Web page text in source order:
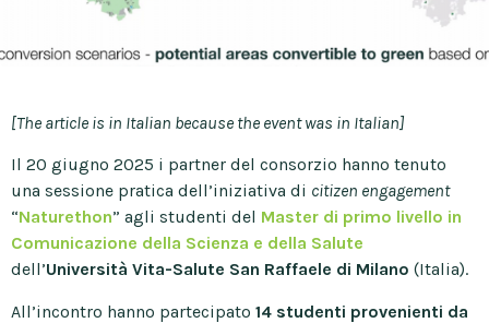
[The article is in Italian because the event was in Italian]
Il 20 giugno 2025 i partner del consorzio hanno tenuto
una sessione pratica dell’iniziativa di citizen engagement
“Naturethon” agli studenti del Master di primo livello in
Comunicazione della Scienza e della Salute
dell’Università Vita-Salute San Raffaele di Milano (Italia).
All’incontro hanno partecipato 14 studenti provenienti da